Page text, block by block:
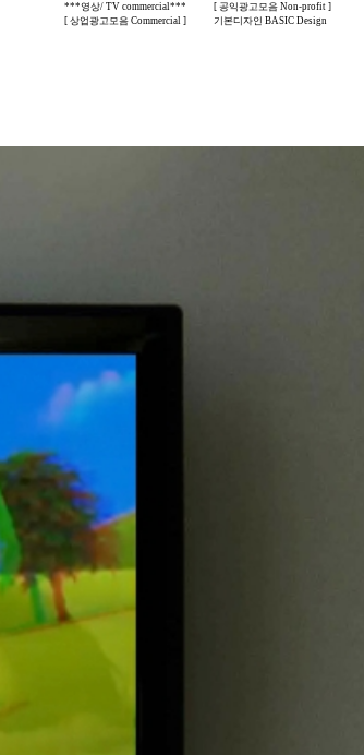
***영상/ TV commercial***
[ 공익광고모음 Non-profit ]
[ 상업광고모음 Commercial ]
기본디자인 BASIC Design